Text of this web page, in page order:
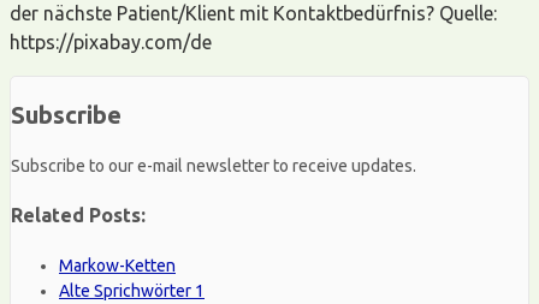
der nächste Patient/Klient mit Kontaktbedürfnis? Quelle:
https://pixabay.com/de
Subscribe
Subscribe to our e-mail newsletter to receive updates.
Related Posts:
Markow-Ketten
Alte Sprichwörter 1